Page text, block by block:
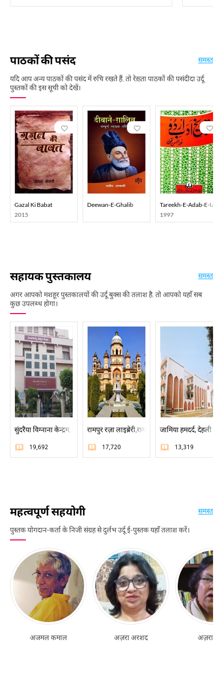
पाठकों की पसंद
यदि आप अन्य पाठकों की पसंद में रुचि रखते हैं, तो रेख़्ता पाठकों की पसंदीदा उर्दू
पुस्तकों की इस सूची को देखें।
समस्त
Gazal Ki Babat
2015
Deewan-E-Ghalib
Tareekh-E-Adab-E-Urdu
1997
सहायक पुस्तकालय
अगर आपको मशहूर पुस्तकालयों की उर्दू बुक्स की तलाश है, तो आपको यहाँ सब
कुछ उपलब्ध होगा।
समस्त
सुंदरैया विग्नाना केन्द्रम, हैदराबाद
19,692
रामपुर रज़ा लाइब्रेरी,रामपुर
17,720
जामिया हमदर्द, देहली
13,319
महत्वपूर्ण सहयोगी
पुस्तक योगदान-कर्ता के निजी संग्रह से दुर्लभ उर्दू ई-पुस्तक यहाँ तलाश करें।
समस्त
अजमल कमाल अज़रा अरशद अज़रा